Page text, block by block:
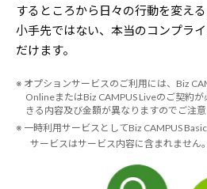
するところから日々の行動を変え
小手先ではない、本当のコンプラ
だけます。
※ オプションサービスのご利用には、Biz
OnlineまたはBiz CAMPUS Liveのご契約
きる内容及び金額が異なりますのでご注意
※ 一時利用サービスとしてBiz CAMPUS
サービスはサービス内容に含まれません。